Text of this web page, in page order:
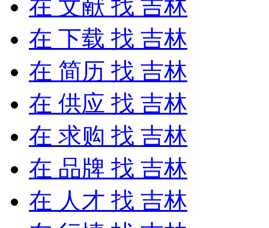
在 文献 找 吉林
在 下载 找 吉林
在 简历 找 吉林
在 供应 找 吉林
在 求购 找 吉林
在 品牌 找 吉林
在 人才 找 吉林